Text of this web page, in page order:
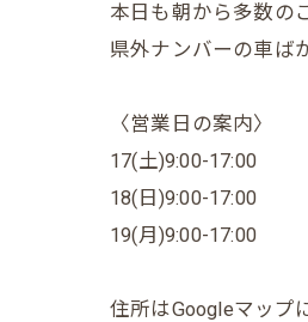
本日も朝から多数の
県外ナンバーの車ば
〈営業日の案内〉
17(土)9:00-17:00
18(日)9:00-17:00
19(月)9:00-17:00
住所はGoogleマップ